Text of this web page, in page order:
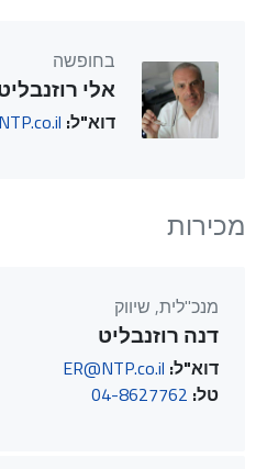
בחופשה
אלי
דוא"ל:
מכירות
מנכ"לית, שיווק
דנה רוזנבליט
דוא"ל: ER@NTP.co.il
טל: 04-8627762